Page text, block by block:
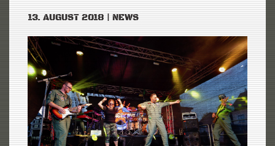
13. AUGUST 2018 NEWS